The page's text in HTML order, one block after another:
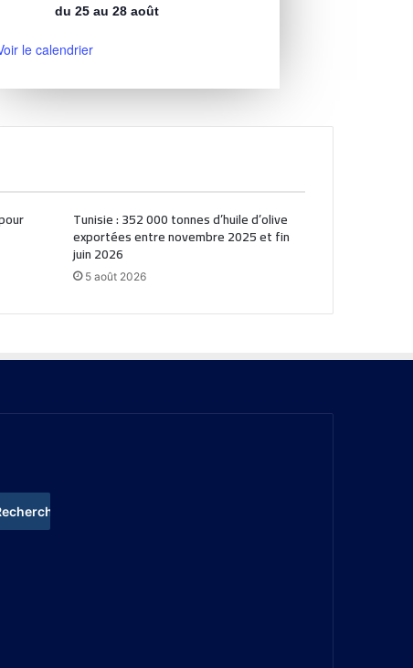
du 25 au 28 août
le calendrier
Tunisie : 352 000 tonnes d’huile d’olive
exportées entre novembre 2025 et fin
juin 2026
5 août 2026